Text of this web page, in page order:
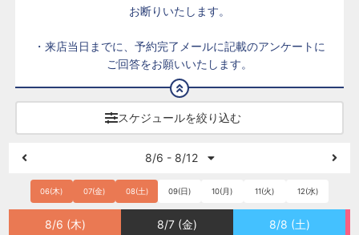
お断りいたします。
・来店当日までに、予約完了メールに記載のアンケートに
ご回答をお願いいたします。
スケジュールを絞り込む
8/6 - 8/12
06(木) 07(金) 08(土) 09(日) 10(月) 11(火) 12(水)
8/6 (木) 8/7 (金) 8/8 (土)